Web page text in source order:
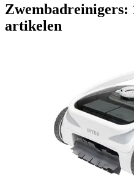
Zwembadreinigers:
artikelen